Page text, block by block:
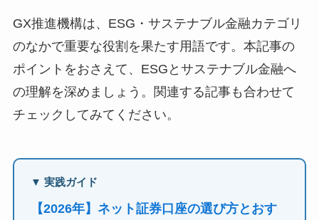
GX推進機構は、ESG・サステナブル金融カテゴリ
のなかで重要な役割を果たす用語です。本記事の
ポイントをおさえて、ESGとサステナブル金融へ
の理解を深めましょう。関連する記事も合わせて
チェックしてみてください。
▼ 実践ガイド
【2026年】ネット証券口座の選び方とおす